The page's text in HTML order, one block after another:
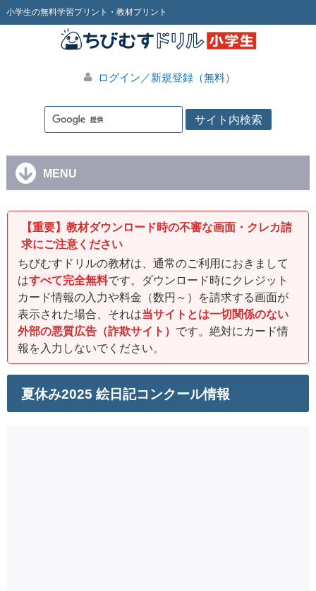
小学生の無料学習プリント・教材プリント
ログイン／新規登録（無料）
MENU
【重要】教材ダウンロード時の不審な画面・クレカ請
求にご注意ください
ちびむすドリルの教材は、通常のご利用におきまして
はすべて完全無料です。ダウンロード時にクレジット
カード情報の入力や料金（数円～）を請求する画面が
表示された場合、それは当サイトとは一切関係のない
外部の悪質広告（詐欺サイト） です。絶対にカード情
報を入力しないでください。
夏休み2025 絵日記コンクール情報